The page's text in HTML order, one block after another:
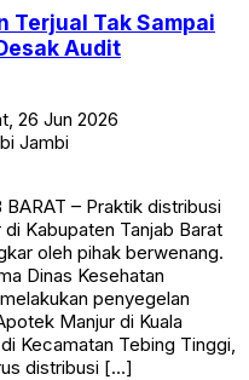
Terjual Tak Sampai
Audit
26 Jun 2026
Jambi
– Praktik distribusi
Kabupaten Tanjab Barat
oleh pihak berwenang.
Dinas Kesehatan
penyegelan
Manjur di Kuala
Kecamatan Tebing Tinggi,
distribusi […]